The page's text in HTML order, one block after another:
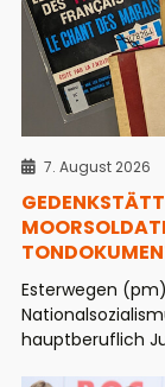
7. August 2026
Esterwegen
hauptberuflich